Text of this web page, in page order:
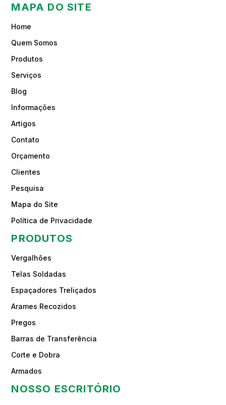
MAPA DO SITE
Home
Quem Somos
Produtos
Serviços
Blog
Informações
Artigos
Contato
Orçamento
Clientes
Pesquisa
Mapa do Site
Política de Privacidade
PRODUTOS
Vergalhões
Telas Soldadas
Espaçadores Treliçados
Arames Recozidos
Pregos
Barras de Transferência
Corte e Dobra
Armados
NOSSO ESCRITÓRIO